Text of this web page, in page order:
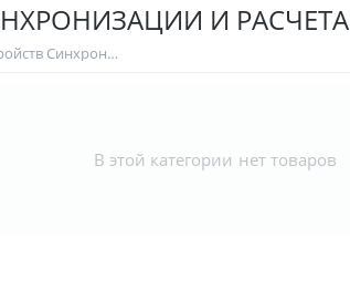
И
Комплекты Разработчика Устройств Синхронизации и Расчета Времени
В этой категории нет товаров